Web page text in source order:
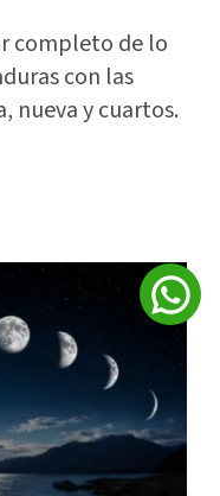
completo de lo
con las
nueva y cuartos.